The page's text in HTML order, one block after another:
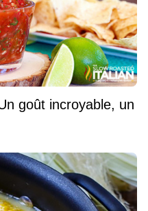
goût incroyable, un